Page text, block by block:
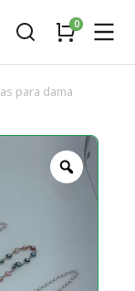
para dama